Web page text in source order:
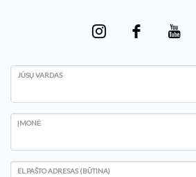
JŪSŲ VARDAS
ĮMONĖ
EL.PAŠTO ADRESAS (BŪTINA)